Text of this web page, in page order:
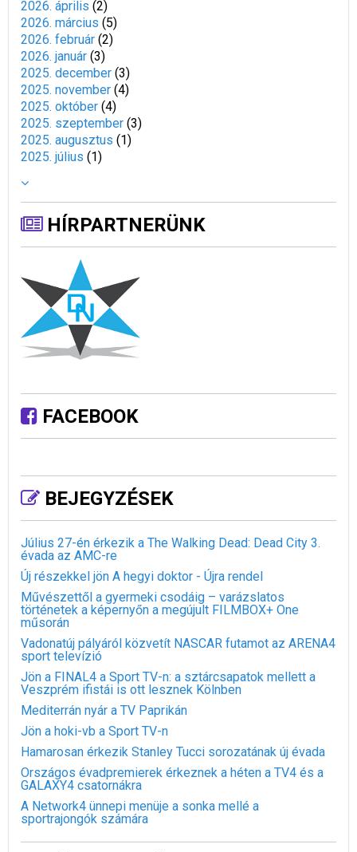
2026. április (2)
2026. március (5)
2026. február (2)
2026. január (3)
2025. december (3)
2025. november (4)
2025. október (4)
2025. szeptember (3)
2025. augusztus (1)
2025. július (1)
HÍRPARTNERÜNK
FACEBOOK
BEJEGYZÉSEK
Július 27-én érkezik a The Walking Dead: Dead City 3.
évada az AMC-re
Új részekkel jön A hegyi doktor - Újra rendel
Művészettől a gyermeki csodáig – varázslatos
történetek a képernyőn a megújult FILMBOX+ One
műsorán
Vadonatúj pályáról közvetít NASCAR futamot az ARENA4
sport televízió
Jön a FINAL4 a Sport TV-n: a sztárcsapatok mellett a
Veszprém ifistái is ott lesznek Kölnben
Mediterrán nyár a TV Paprikán
Jön a hoki-vb a Sport TV-n
Hamarosan érkezik Stanley Tucci sorozatának új évada
Országos évadpremierek érkeznek a héten a TV4 és a
GALAXY4 csatornákra
A Network4 ünnepi menüje a sonka mellé a
sportrajongók számára